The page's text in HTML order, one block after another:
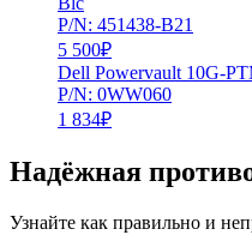
P/N: 451438-B21
5 500₽
Dell Powervault 10G-
P/N: 0WW060
1 834₽
Надёжная
Узнайте как правильно и